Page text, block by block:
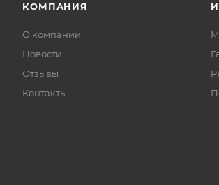
КОМПАНИЯ
О компании
Новости
Отзывы
Контакты